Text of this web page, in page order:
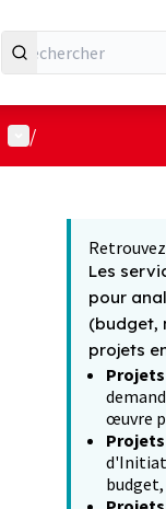
Menu utilisateur
/
Les
pour
(budget,
projets
œuvre